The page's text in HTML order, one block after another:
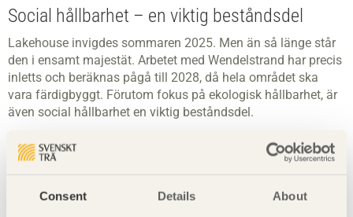
Consent Details About
Social hållbarhet – en viktig beståndsdel
Lakehouse invigdes sommaren 2025. Men än så länge står
den i ensamt majestät. Arbetet med Wendelstrand har precis
inletts och beräknas pågå till 2028, då hela området ska
vara färdigbyggt. Förutom fokus på ekologisk hållbarhet, är
även social hållbarhet en viktig beståndsdel.
Även i det avseendet är trä ett utmärkt materialval, menar
Anne Cecilie Haug, eftersom trä är ett levande material som
gestaltning genom arkitektur spelar en stor roll för att